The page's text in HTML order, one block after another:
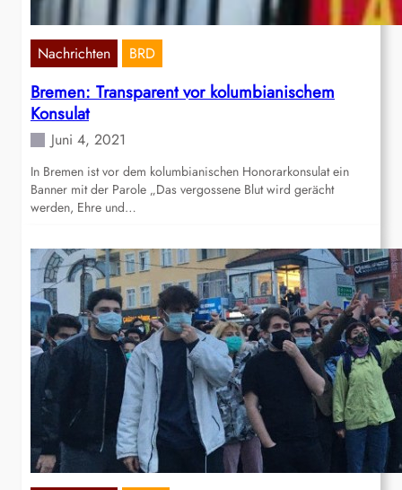
Nachrichten BRD
Bremen: Transparent vor kolumbianischem
Konsulat
Juni 4, 2021
In Bremen ist vor dem kolumbianischen Honorarkonsulat ein
Banner mit der Parole „Das vergossene Blut wird gerächt
werden, Ehre und…